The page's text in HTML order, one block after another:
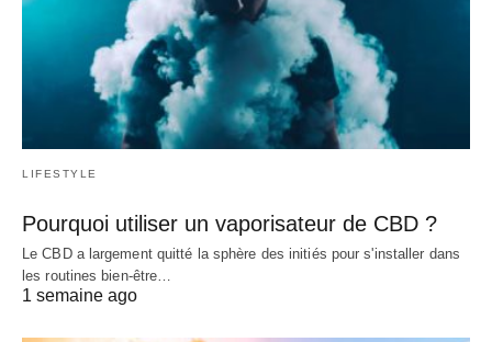
LIFESTYLE
Pourquoi utiliser un vaporisateur de CBD ?
Le CBD a largement quitté la sphère des initiés pour s'installer dans
les routines bien-être…
1 semaine ago